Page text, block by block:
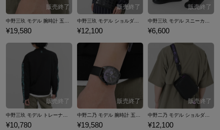
ど、その人気はまだまだ留まるところを知らない。 ここでは『五等分の
花嫁∬』コラボの腕時計やバッグ、シューズ、トレーナーといったファ
ッションアイテムなど…『五等分の花嫁∬』コラボファッションアイテ
¥19,580
中野三玖 モデル ショルダーバッグ 五等分の花嫁
¥12,100 ¥6,600
中野三玖 モデル トレーナー 五等分の花嫁∬
¥10,780
中野二乃 モデル 腕時計 五等分の花嫁∬
¥19,580
中野二乃 モデル ショルダーバッグ 五等分の花嫁
¥12,100